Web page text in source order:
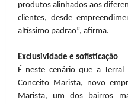
produtos alinhados aos
clientes, desde
altíssimo padrão”, afirma.
Exclusividade e sofisticação
É neste cenário que a
Conceito Marista, novo
Marista, um dos bairros